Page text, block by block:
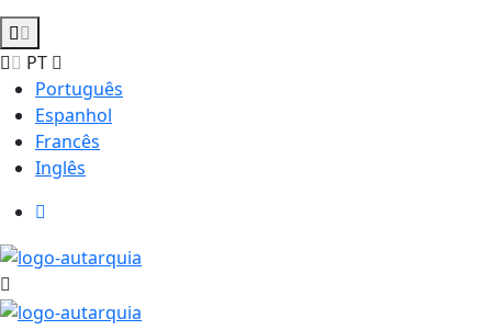
PT
Português
Espanhol
Francês
Inglês